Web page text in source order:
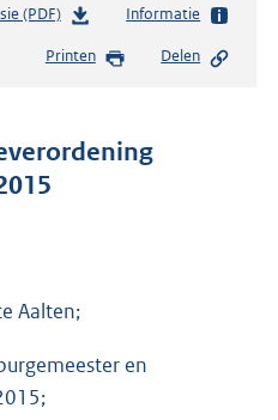
(PDF)b
s
d
t
e
Informatie
Printen Delen
Aalten;
en